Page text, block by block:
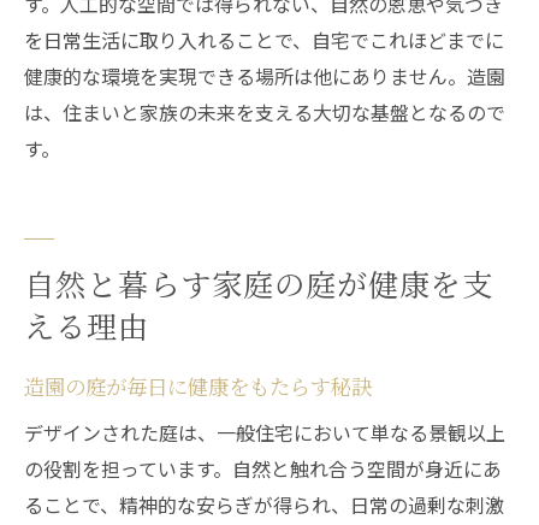
を日常生活に取り入れることで、自宅でこれほどまでに
健康的な環境を実現できる場所は他にありません。造園
は、住まいと家族の未来を支える大切な基盤となるので
す。
自然と暮らす家庭の庭が健康を支
える理由
造園の庭が毎日に健康をもたらす秘訣
デザインされた庭は、一般住宅において単なる景観以上
の役割を担っています。自然と触れ合う空間が身近にあ
ることで、精神的な安らぎが得られ、日常の過剰な刺激